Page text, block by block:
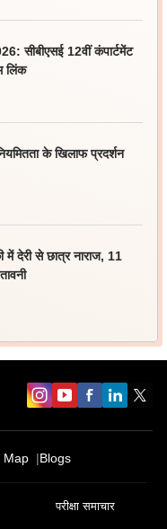
12वीं कंपार्टमेंट
लिंक
के खिलाफ प्रदर्शन
से छात्र नाराज, 11
Map Blogs
परीक्षा समाचार